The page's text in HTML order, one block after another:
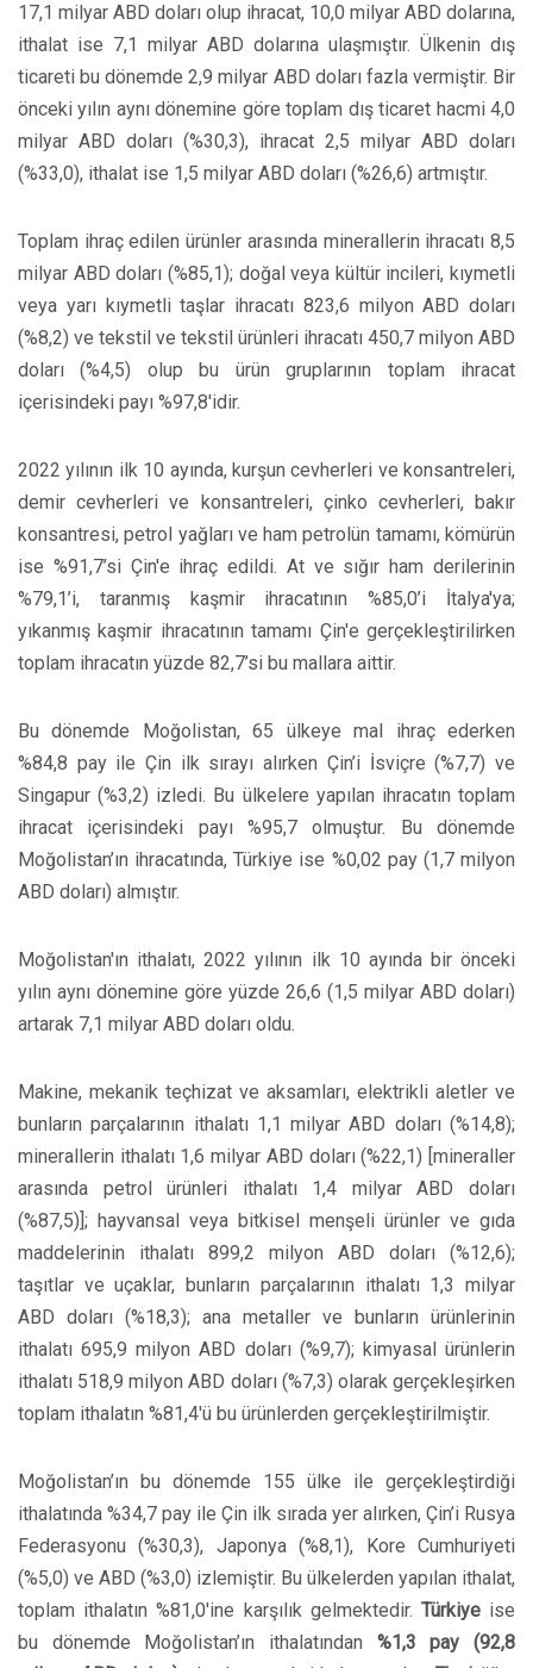
17,1 milyar ABD doları olup ihracat, 10,0 milyar ABD dolarına,
ithalat ise 7,1 milyar ABD dolarına ulaşmıştır. Ülkenin dış
ticareti bu dönemde 2,9 milyar ABD doları fazla vermiştir. Bir
önceki yılın aynı dönemine göre toplam dış ticaret hacmi 4,0
milyar ABD doları (%30,3), ihracat 2,5 milyar ABD doları
(%33,0), ithalat ise 1,5 milyar ABD doları (%26,6) artmıştır.
Toplam ihraç edilen ürünler arasında minerallerin ihracatı 8,5
milyar ABD doları (%85,1); doğal veya kültür incileri, kıymetli
veya yarı kıymetli taşlar ihracatı 823,6 milyon ABD doları
(%8,2) ve tekstil ve tekstil ürünleri ihracatı 450,7 milyon ABD
doları (%4,5) olup bu ürün gruplarının toplam ihracat
içerisindeki payı %97,8'idir.
2022 yılının ilk 10 ayında, kurşun cevherleri ve konsantreleri,
demir cevherleri ve konsantreleri, çinko cevherleri, bakır
konsantresi, petrol yağları ve ham petrolün tamamı, kömürün
ise %91,7’si Çin'e ihraç edildi. At ve sığır ham derilerinin
%79,1’i, taranmış kaşmir ihracatının %85,0’i İtalya'ya;
yıkanmış kaşmir ihracatının tamamı Çin'e gerçekleştirilirken
toplam ihracatın yüzde 82,7’si bu mallara aittir.
Bu dönemde Moğolistan, 65 ülkeye mal ihraç ederken
%84,8 pay ile Çin ilk sırayı alırken Çin’i İsviçre (%7,7) ve
Singapur (%3,2) izledi. Bu ülkelere yapılan ihracatın toplam
ihracat içerisindeki payı %95,7 olmuştur. Bu dönemde
Moğolistan’ın ihracatında, Türkiye ise %0,02 pay (1,7 milyon
ABD doları) almıştır.
Moğolistan'ın ithalatı, 2022 yılının ilk 10 ayında bir önceki
yılın aynı dönemine göre yüzde 26,6 (1,5 milyar ABD doları)
artarak 7,1 milyar ABD doları oldu.
Makine, mekanik teçhizat ve aksamları, elektrikli aletler ve
bunların parçalarının ithalatı 1,1 milyar ABD doları (%14,8);
minerallerin ithalatı 1,6 milyar ABD doları (%22,1) [mineraller
arasında petrol ürünleri ithalatı 1,4 milyar ABD doları
(%87,5)]; hayvansal veya bitkisel menşeli ürünler ve gıda
maddelerinin ithalatı 899,2 milyon ABD doları (%12,6);
taşıtlar ve uçaklar, bunların parçalarının ithalatı 1,3 milyar
ABD doları (%18,3); ana metaller ve bunların ürünlerinin
ithalatı 695,9 milyon ABD doları (%9,7); kimyasal ürünlerin
ithalatı 518,9 milyon ABD doları (%7,3) olarak gerçekleşirken
toplam ithalatın %81,4'ü bu ürünlerden gerçekleştirilmiştir.
Moğolistan’ın bu dönemde 155 ülke ile gerçekleştirdiği
ithalatında %34,7 pay ile Çin ilk sırada yer alırken, Çin’i Rusya
Federasyonu (%30,3), Japonya (%8,1), Kore Cumhuriyeti
(%5,0) ve ABD (%3,0) izlemiştir. Bu ülkelerden yapılan ithalat,
toplam ithalatın %81,0'ine karşılık gelmektedir. Türkiyeise
bu dönemde Moğolistan’ın ithalatından %1,3 pay (92,8